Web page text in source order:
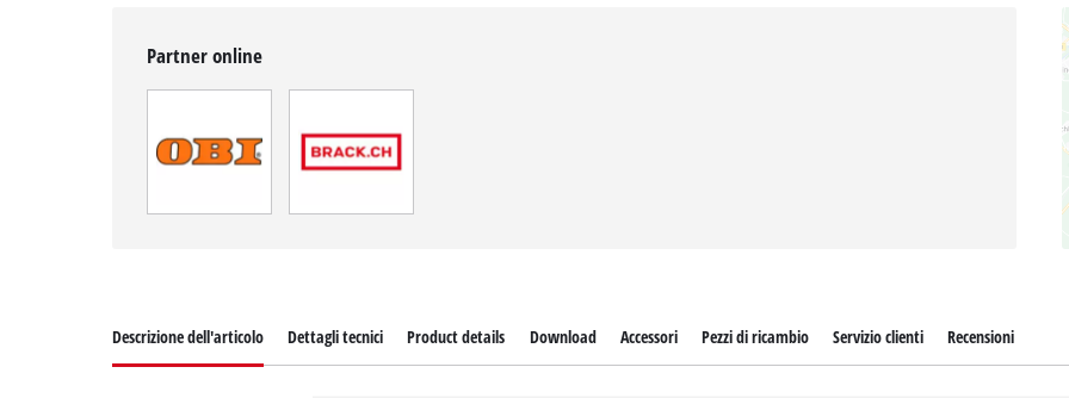
Partner online
Descrizione dell'articolo Dettagli tecnici Product details Download Accessori Pezzi di ricambio Servizio clienti Recensioni